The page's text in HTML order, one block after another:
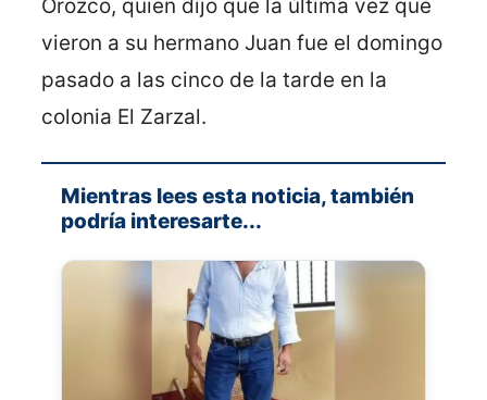
Orozco, quien dijo que la última vez que
vieron a su hermano Juan fue el domingo
pasado a las cinco de la tarde en la
colonia El Zarzal.
Mientras lees esta noticia, también
podría interesarte...